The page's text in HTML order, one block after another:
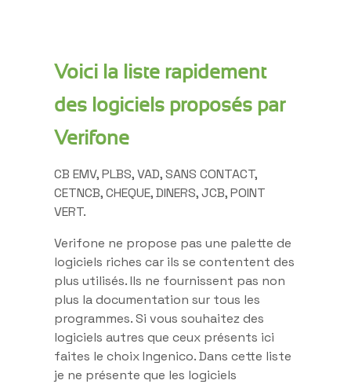
Voici la liste rapidement
des logiciels proposés par
Verifone
CB EMV, PLBS, VAD, SANS CONTACT,
CETNCB, CHEQUE, DINERS, JCB, POINT
VERT.
Verifone ne propose pas une palette de
logiciels riches car ils se contentent des
plus utilisés. Ils ne fournissent pas non
plus la documentation sur tous les
programmes. Si vous souhaitez des
logiciels autres que ceux présents ici
faites le choix Ingenico. Dans cette liste
je ne présente que les logiciels